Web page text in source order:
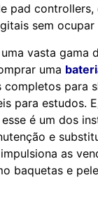
pad controllers,
sem ocupar
vasta gama
uma
completos para
para estudos.
é um dos
e
as
baquetas e